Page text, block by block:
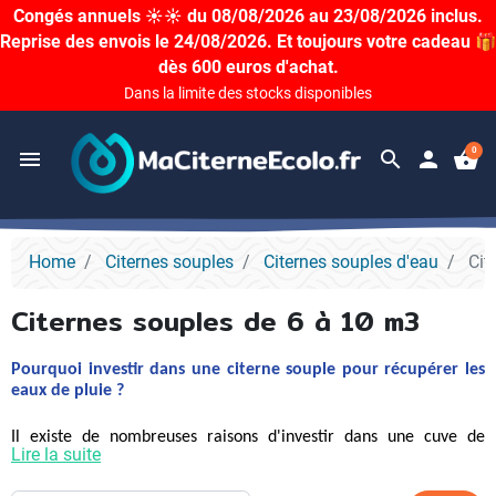
Congés annuels ☀️☀️ du 08/08/2026 au 23/08/2026 inclus.
Reprise des envois le 24/08/2026. Et toujours votre cadeau 🎁
dès 600 euros d'achat.
Dans la limite des stocks disponibles
menu search person shopping_basket
0
Home Citernes souples Citernes souples d'eau
Citernes souples de 6 à 10 m3
Pourquoi investir dans une citerne souple pour récupérer les
eaux de pluie ?
Il existe de nombreuses raisons d'investir dans une cuve de
récupération d'eau de pluie. Vous cherchez peut-être un moyen
d'économiser de l'argent sur votre facture d'eau ? Ou vous voulez
Lire la suite